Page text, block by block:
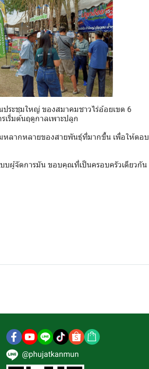
ประชุมใหญ่ ของสมาคมชาวไร่อ้อยเขต 6
ริ่มต้นฤดูกาลเพาะปลูก
หลากหลายของสายพันธุ์ที่มากขึ้น เพื่อให้ตอบ
ผู้จัดการมัน ขอบคุณที่เป็นครอบครัวเดียวกัน
@phujatkanmun